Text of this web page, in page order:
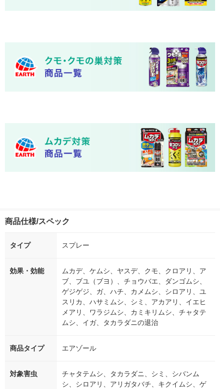
商品仕様/スペック
タイプ スプレー
効果・効能
ムカデ、ケムシ、ヤスデ、クモ、クロアリ、ア
ブ、ブユ（ブヨ）、チョウバエ、ダンゴムシ、
ゲジゲジ、ガ、ハチ、カメムシ、シロアリ、ユ
スリカ、ハサミムシ、シミ、アカアリ、イエヒ
メアリ、ワラジムシ、カミキリムシ、チャタテ
ムシ、イガ、タカラダニの退治
商品タイプ エアゾール
対象害虫
チャタテムシ、タカラダニ、シミ、シバンム
シ、シロアリ、アリガタバチ、キクイムシ、ゲ